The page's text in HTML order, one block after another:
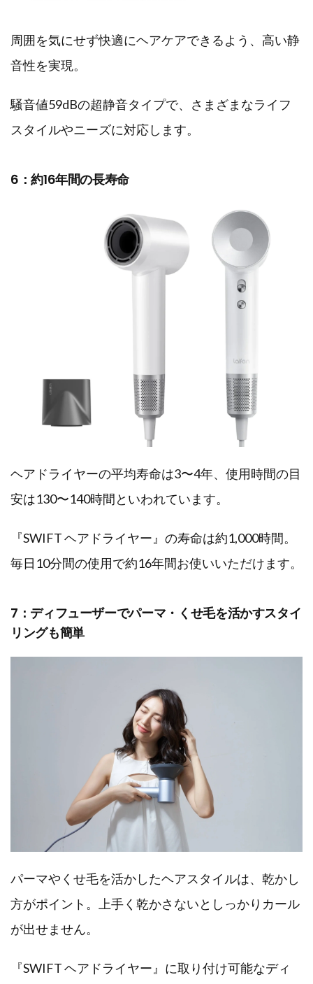
周囲を気にせず快適にヘアケアできるよう、高い静
音性を実現。
騒音値59dBの超静音タイプで、さまざまなライフ
スタイルやニーズに対応します。
6：約16年間の長寿命
ヘアドライヤーの平均寿命は3〜4年、使用時間の目
安は130〜140時間といわれています。
『SWIFT ヘアドライヤー』の寿命は約1,000時間。
毎日10分間の使用で約16年間お使いいただけます。
7：ディフューザーでパーマ・くせ毛を活かすスタイ
リングも簡単
パーマやくせ毛を活かしたヘアスタイルは、乾かし
方がポイント。上手く乾かさないとしっかりカール
が出せません。
『SWIFT ヘアドライヤー』に取り付け可能なディ